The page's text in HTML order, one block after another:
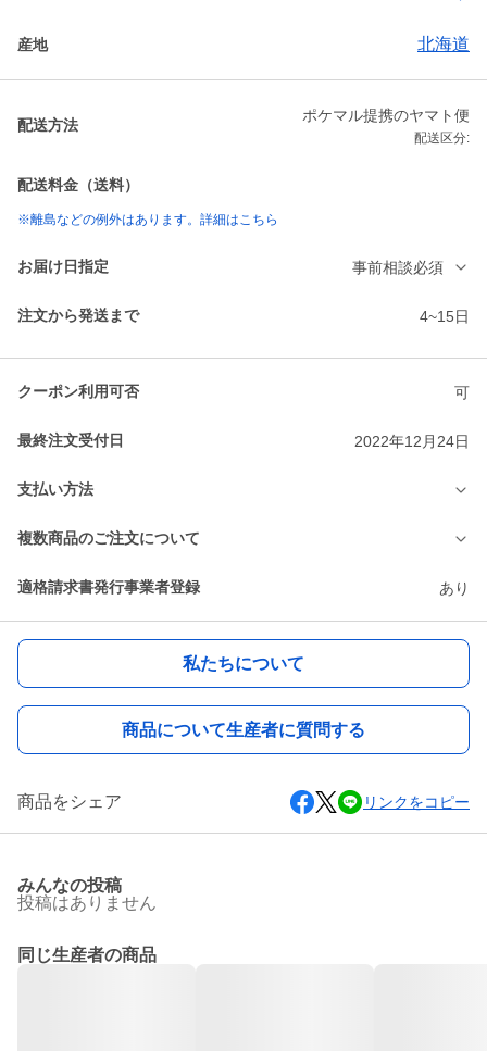
産地 北海道
配送方法
ポケマル提携のヤマト便
配送区分:
配送料金（送料）
※離島などの例外はあります。詳細はこちら
お届け日指定 事前相談必須
注文から発送まで 4~15日
クーポン利用可否 可
最終注文受付日 2022年12月24日
支払い方法
複数商品のご注文について
適格請求書発行事業者登録 あり
私たちについて
商品について生産者に質問する
商品をシェア リンクをコピー
みんなの投稿
投稿はありません
同じ生産者の商品